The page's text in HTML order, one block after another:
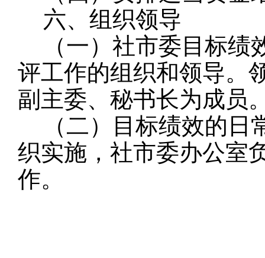
六、组织领导
（一）社市委目标
评工作的组织和领导。
副主委、秘书长为成员
（二）目标绩效的
织实施，社市委办公室
作。